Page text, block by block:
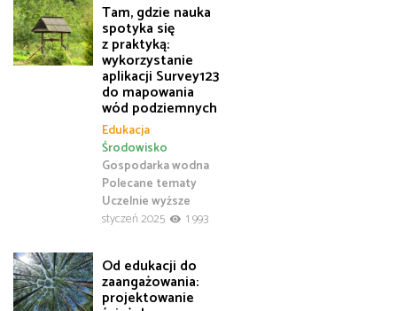
Tam, gdzie nauka
spotyka się
z praktyką:
wykorzystanie
aplikacji Survey123
do mapowania
wód podziemnych
Edukacja
Gospodarka wodna
Polecane tematy
Środowisko
Uczelnie wyższe
styczeń 2025
1 993
Od edukacji do
zaangażowania:
projektowanie